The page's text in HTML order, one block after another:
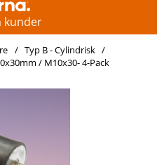
kunder
Typ B - Cylindrisk
/ M10x30- 4-Pack